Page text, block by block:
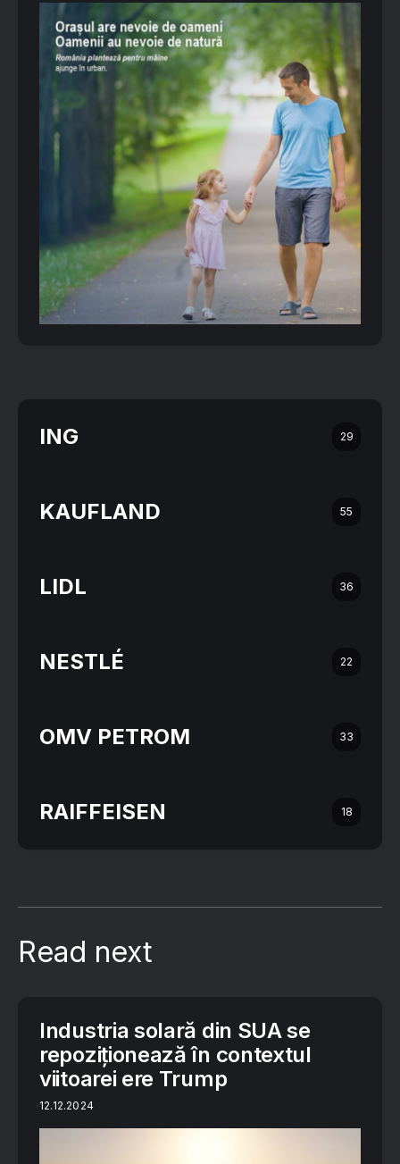
ING 29
KAUFLAND 55
LIDL 36
NESTLÉ 22
OMV PETROM 33
RAIFFEISEN 18
Read next
Industria solară din SUA se
repoziționează în contextul
viitoarei ere Trump
12.12.2024